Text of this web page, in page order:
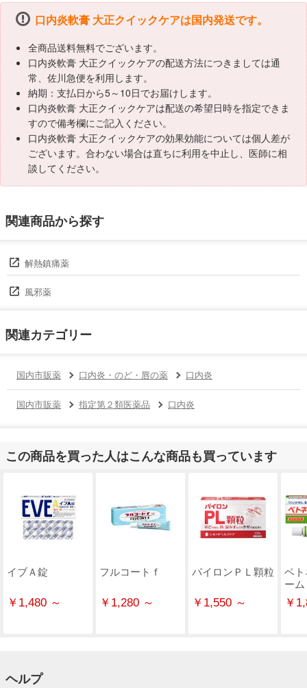
口内炎軟膏 大正クイックケアは国内発送です。
全商品送料無料でございます。
口内炎軟膏 大正クイックケアの配送方法につきましては通
常、佐川急便を利用します。
納期：支払日から5～10日でお届けします。
口内炎軟膏 大正クイックケアは配送の希望日時を指定できま
すので備考欄にご記入ください。
口内炎軟膏 大正クイックケアの効果効能については個人差が
ございます。合わない場合は直ちに利用を中止し、医師に相
談してください。
関連商品から探す
解熱鎮痛薬
風邪薬
関連カテゴリー
国内市販薬 口内炎・のど・唇の薬 口内炎
国内市販薬 指定第２類医薬品 口内炎
この商品を買った人はこんな商品も買っています
イブＡ錠
￥1,480 ～
フルコートｆ
￥1,280 ～
パイロンＰＬ顆粒
￥1,550 ～
ベ
ー
￥
ヘルプ